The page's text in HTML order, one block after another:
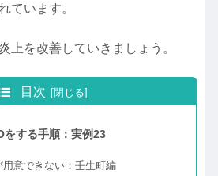
ています。
上を改善していきましょう。
目次
をする手順：実例23
意できない：壬生町編